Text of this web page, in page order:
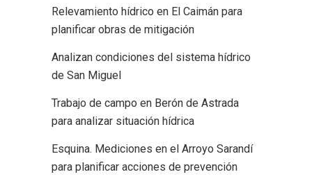
Relevamiento hídrico en El Caimán para
planificar obras de mitigación
Analizan condiciones del sistema hídrico
de San Miguel
Trabajo de campo en Berón de Astrada
para analizar situación hídrica
Esquina. Mediciones en el Arroyo Sarandí
para planificar acciones de prevención